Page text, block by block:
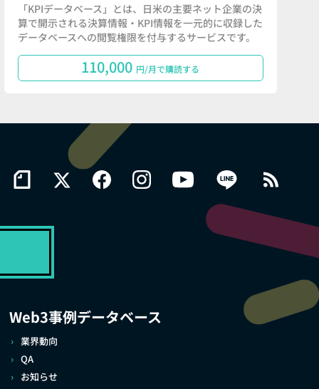
「KPIデータベース」とは、日米の主要ネット企業の決
算で開示される決算情報・KPI情報を一元的に収録した
データベースへの閲覧権限を付与するサービスです。
110,000 円/月で購読する
Web3事例データベース
業界動向
QA
お知らせ